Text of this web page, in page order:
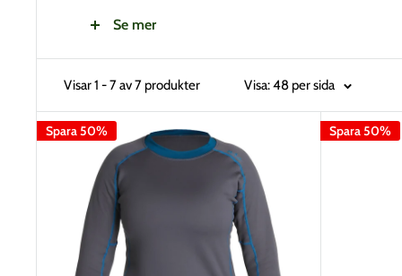
En bra grundregel är att du ska ha underställ,
fukt, utan hjälper till att transportera fukten bort från
Se mer
Visar 1 - 7 av 7 produkter Visa: 48 per sida
Spara 50% Spara 50%